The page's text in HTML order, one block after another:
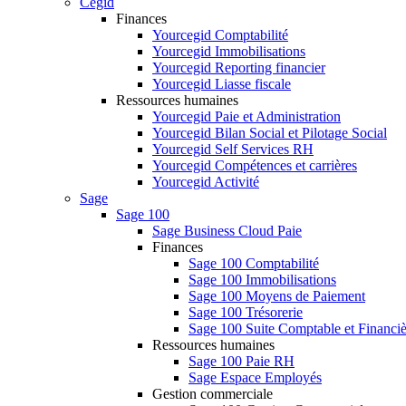
Finances
Yourcegid Comptabilité
Yourcegid Immobilisations
Yourcegid Reporting financier
Yourcegid Liasse fiscale
Ressources humaines
Yourcegid Paie et Administration
Yourcegid Bilan Social et Pilotage Social
Yourcegid Self Services RH
Yourcegid Compétences et carrières
Yourcegid Activité
Sage
Sage 100
Sage Business Cloud Paie
Finances
Sage 100 Comptabilité
Sage 100 Immobilisations
Sage 100 Moyens de Paiement
Sage 100 Trésorerie
Sage 100 Suite Comptable et
Ressources humaines
Sage 100 Paie RH
Sage Espace Employés
Gestion commerciale